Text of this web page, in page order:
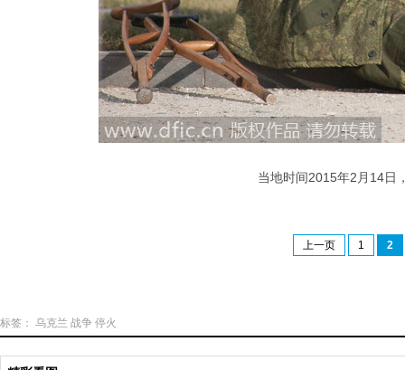
当地时间2015年2月14日
上一页 1 2
标签： 乌克兰 战争 停火